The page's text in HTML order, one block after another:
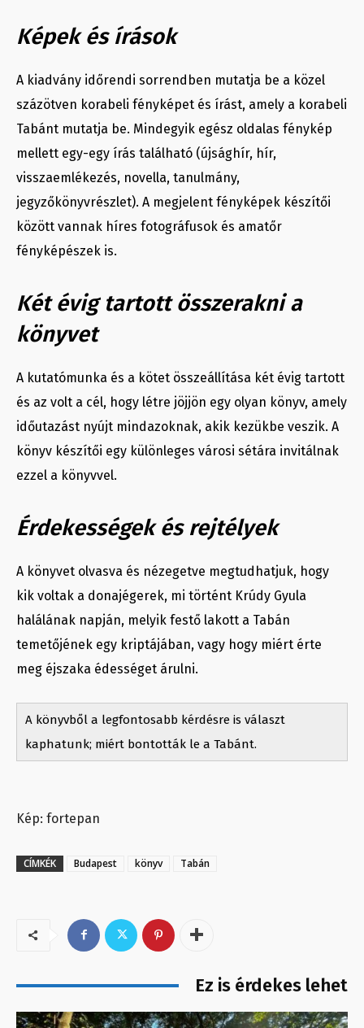
Képek és írások
A kiadvány időrendi sorrendben mutatja be a közel
százötven korabeli fényképet és írást, amely a korabeli
Tabánt mutatja be. Mindegyik egész oldalas fénykép
mellett egy-egy írás található (újsághír, hír,
visszaemlékezés, novella, tanulmány,
jegyzőkönyvrészlet). A megjelent fényképek készítői
között vannak híres fotográfusok és amatőr
fényképészek is.
Két évig tartott összerakni a
könyvet
A kutatómunka és a kötet összeállítása két évig tartott
és az volt a cél, hogy létre jöjjön egy olyan könyv, amely
időutazást nyújt mindazoknak, akik kezükbe veszik. A
könyv készítői egy különleges városi sétára invitálnak
ezzel a könyvvel.
Érdekességek és rejtélyek
A könyvet olvasva és nézegetve megtudhatjuk, hogy
kik voltak a donajégerek, mi történt Krúdy Gyula
halálának napján, melyik festő lakott a Tabán
temetőjének egy kriptájában, vagy hogy miért érte
meg éjszaka édességet árulni.
A könyvből a legfontosabb kérdésre is választ
kaphatunk; miért bontották le a Tabánt.
Kép: fortepan
CÍMKÉK Budapest könyv Tabán
Ez is érdekes lehet